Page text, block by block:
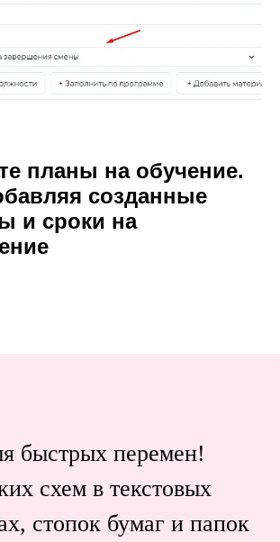
планы на обучение.
созданные
и сроки на
быстрых перемен!
схем в текстовых
стопок бумаг и папок